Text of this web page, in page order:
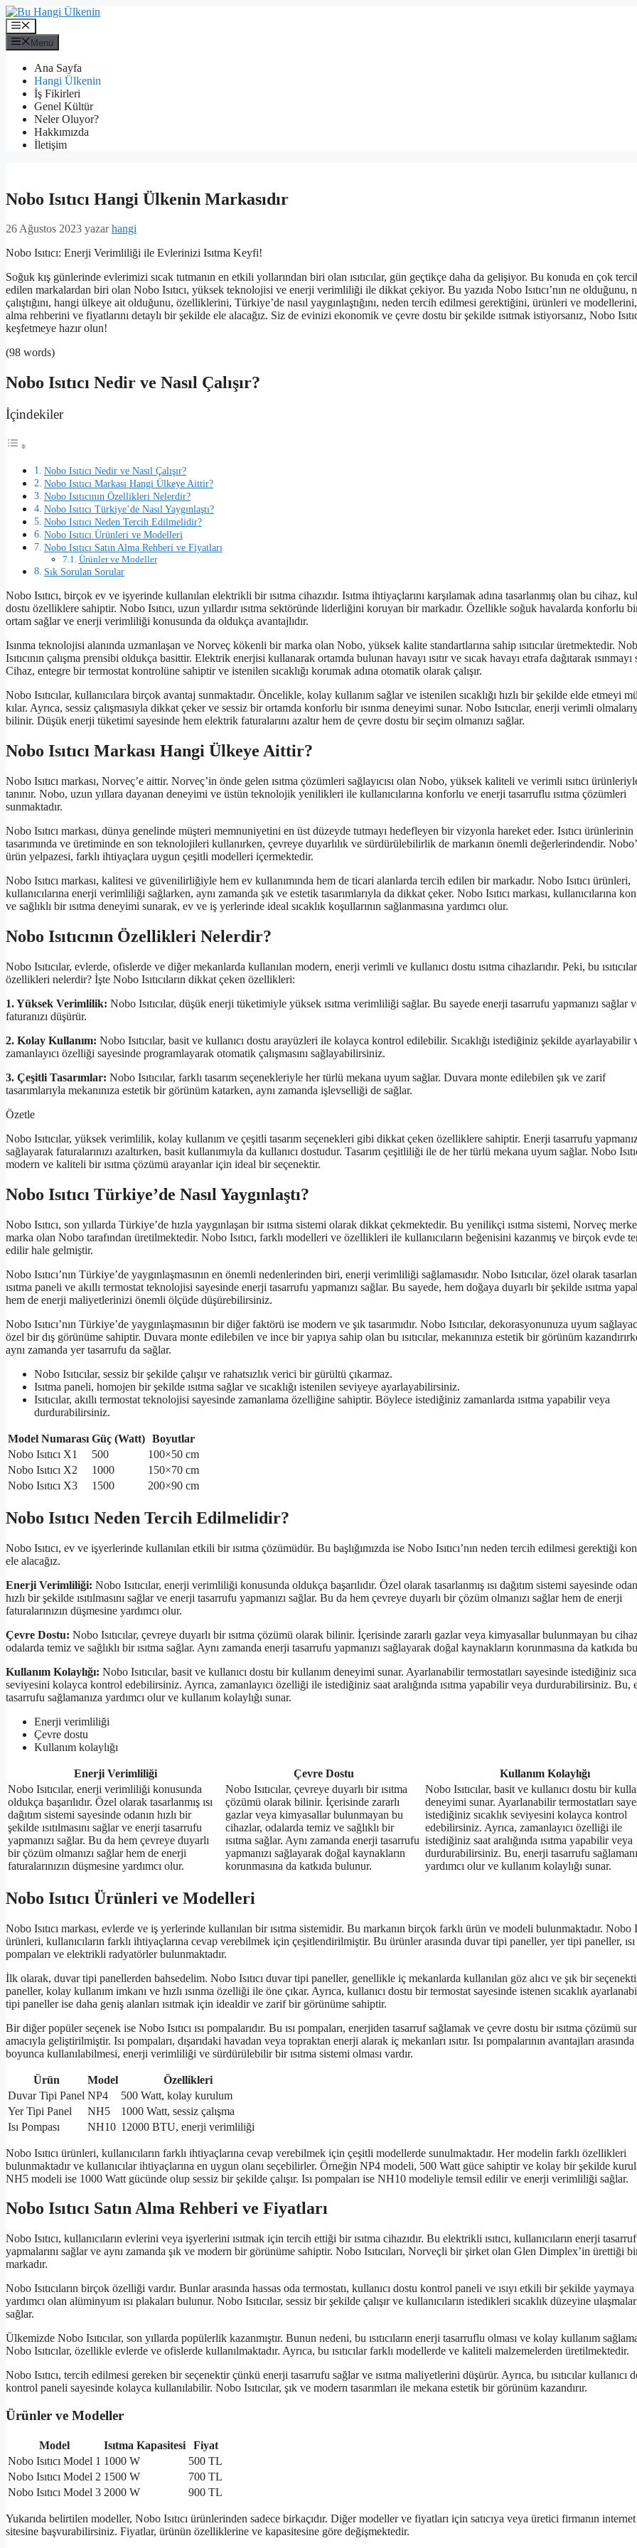
İçeriğe
atla
Menü
Menü
Ana Sayfa
Hangi Ülkenin
İş Fikirleri
Genel Kültür
Neler Oluyor?
Hakkımızda
İletişim
Nobo Isıtıcı Hangi Ülkenin Markasıdır
26 Ağustos 2023 yazarhangi
Nobo Isıtıcı: Enerji Verimliliği ile Evlerinizi Isıtma Keyfi!
Soğuk kış günlerinde evlerimizi sıcak tutmanın en etkili yollarından biri olan ısıtıcılar, gün geçtikçe daha da gelişiyor. Bu konuda en çok
edilen markalardan biri olan Nobo Isıtıcı, yüksek teknolojisi ve enerji verimliliği ile dikkat çekiyor. Bu yazıda Nobo Isıtıcı’nın ne olduğunu,
çalıştığını, hangi ülkeye ait olduğunu, özelliklerini, Türkiye’de nasıl yaygınlaştığını, neden tercih edilmesi gerektiğini, ürünleri ve modellerini,
alma rehberini ve fiyatlarını detaylı bir şekilde ele alacağız. Siz de evinizi ekonomik ve çevre dostu bir şekilde ısıtmak istiyorsanız, Nobo
keşfetmeye hazır olun!
(98 words)
Nobo Isıtıcı Nedir ve Nasıl Çalışır?
İçindekiler
Nobo Isıtıcı Nedir ve Nasıl Çalışır?
Nobo Isıtıcı Markası Hangi Ülkeye Aittir?
Nobo Isıtıcının Özellikleri Nelerdir?
Nobo Isıtıcı Türkiye’de Nasıl Yaygınlaştı?
Nobo Isıtıcı Neden Tercih Edilmelidir?
Nobo Isıtıcı Ürünleri ve Modelleri
Nobo Isıtıcı Satın Alma Rehberi ve Fiyatları
Ürünler ve Modeller
Sık Sorulan Sorular
Nobo Isıtıcı, birçok ev ve işyerinde kullanılan elektrikli bir ısıtma cihazıdır. Isıtma ihtiyaçlarını karşılamak adına tasarlanmış olan bu cihaz,
dostu özelliklere sahiptir. Nobo Isıtıcı, uzun yıllardır ısıtma sektöründe liderliğini koruyan bir markadır. Özellikle soğuk havalarda konforlu
ortam sağlar ve enerji verimliliği konusunda da oldukça avantajlıdır.
Isınma teknolojisi alanında uzmanlaşan ve Norveç kökenli bir marka olan Nobo, yüksek kalite standartlarına sahip ısıtıcılar üretmektedir.
Isıtıcının çalışma prensibi oldukça basittir. Elektrik enerjisi kullanarak ortamda bulunan havayı ısıtır ve sıcak havayı etrafa dağıtarak ısınmayı
Cihaz, entegre bir termostat kontrolüne sahiptir ve istenilen sıcaklığı korumak adına otomatik olarak çalışır.
Nobo Isıtıcılar, kullanıcılara birçok avantaj sunmaktadır. Öncelikle, kolay kullanım sağlar ve istenilen sıcaklığı hızlı bir şekilde elde etmeyi
kılar. Ayrıca, sessiz çalışmasıyla dikkat çeker ve sessiz bir ortamda konforlu bir ısınma deneyimi sunar. Nobo Isıtıcılar, enerji verimli
bilinir. Düşük enerji tüketimi sayesinde hem elektrik faturalarını azaltır hem de çevre dostu bir seçim olmanızı sağlar.
Nobo Isıtıcı Markası Hangi Ülkeye Aittir?
Nobo Isıtıcı markası, Norveç’e aittir. Norveç’in önde gelen ısıtma çözümleri sağlayıcısı olan Nobo, yüksek kaliteli ve verimli ısıtıcı
tanınır. Nobo, uzun yıllara dayanan deneyimi ve üstün teknolojik yenilikleri ile kullanıcılarına konforlu ve enerji tasarruflu ısıtma çözümleri
sunmaktadır.
Nobo Isıtıcı markası, dünya genelinde müşteri memnuniyetini en üst düzeyde tutmayı hedefleyen bir vizyonla hareket eder. Isıtıcı ürünlerinin
tasarımında ve üretiminde en son teknolojileri kullanırken, çevreye duyarlılık ve sürdürülebilirlik de markanın önemli değerlerindendir.
ürün yelpazesi, farklı ihtiyaçlara uygun çeşitli modelleri içermektedir.
Nobo Isıtıcı markası, kalitesi ve güvenilirliğiyle hem ev kullanımında hem de ticari alanlarda tercih edilen bir markadır. Nobo Isıtıcı ürünleri,
kullanıcılarına enerji verimliliği sağlarken, aynı zamanda şık ve estetik tasarımlarıyla da dikkat çeker. Nobo Isıtıcı markası, kullanıcılarına
ve sağlıklı bir ısıtma deneyimi sunarak, ev ve iş yerlerinde ideal sıcaklık koşullarının sağlanmasına yardımcı olur.
Nobo Isıtıcının Özellikleri Nelerdir?
Nobo Isıtıcılar, evlerde, ofislerde ve diğer mekanlarda kullanılan modern, enerji verimli ve kullanıcı dostu ısıtma cihazlarıdır. Peki, bu
özellikleri nelerdir? İşte Nobo Isıtıcıların dikkat çeken özellikleri:
1. Yüksek Verimlilik: Nobo Isıtıcılar, düşük enerji tüketimiyle yüksek ısıtma verimliliği sağlar. Bu sayede enerji tasarrufu yapmanızı sağlar
faturanızı düşürür.
2. Kolay Kullanım: Nobo Isıtıcılar, basit ve kullanıcı dostu arayüzleri ile kolayca kontrol edilebilir. Sıcaklığı istediğiniz şekilde ayarlayabilir
zamanlayıcı özelliği sayesinde programlayarak otomatik çalışmasını sağlayabilirsiniz.
3. Çeşitli Tasarımlar: Nobo Isıtıcılar, farklı tasarım seçenekleriyle her türlü mekana uyum sağlar. Duvara monte edilebilen şık ve zarif
tasarımlarıyla mekanınıza estetik bir görünüm katarken, aynı zamanda işlevselliği de sağlar.
Özetle
Nobo Isıtıcılar, yüksek verimlilik, kolay kullanım ve çeşitli tasarım seçenekleri gibi dikkat çeken özelliklere sahiptir. Enerji tasarrufu
sağlayarak faturalarınızı azaltırken, basit kullanımıyla da kullanıcı dostudur. Tasarım çeşitliliği ile de her türlü mekana uyum sağlar. Nobo
modern ve kaliteli bir ısıtma çözümü arayanlar için ideal bir seçenektir.
Nobo Isıtıcı Türkiye’de Nasıl Yaygınlaştı?
Nobo Isıtıcı, son yıllarda Türkiye’de hızla yaygınlaşan bir ısıtma sistemi olarak dikkat çekmektedir. Bu yenilikçi ısıtma sistemi, Norveç
marka olan Nobo tarafından üretilmektedir. Nobo Isıtıcı, farklı modelleri ve özellikleri ile kullanıcıların beğenisini kazanmış ve birçok evde
edilir hale gelmiştir.
Nobo Isıtıcı’nın Türkiye’de yaygınlaşmasının en önemli nedenlerinden biri, enerji verimliliği sağlamasıdır. Nobo Isıtıcılar, özel olarak
ısıtma paneli ve akıllı termostat teknolojisi sayesinde enerji tasarrufu yapmanızı sağlar. Bu sayede, hem doğaya duyarlı bir şekilde ısıtma
hem de enerji maliyetlerinizi önemli ölçüde düşürebilirsiniz.
Nobo Isıtıcı’nın Türkiye’de yaygınlaşmasının bir diğer faktörü ise modern ve şık tasarımıdır. Nobo Isıtıcılar, dekorasyonunuza uyum
özel bir dış görünüme sahiptir. Duvara monte edilebilen ve ince bir yapıya sahip olan bu ısıtıcılar, mekanınıza estetik bir görünüm
aynı zamanda yer tasarrufu da sağlar.
Nobo Isıtıcılar, sessiz bir şekilde çalışır ve rahatsızlık verici bir gürültü çıkarmaz.
Isıtma paneli, homojen bir şekilde ısıtma sağlar ve sıcaklığı istenilen seviyeye ayarlayabilirsiniz.
Isıtıcılar, akıllı termostat teknolojisi sayesinde zamanlama özelliğine sahiptir. Böylece istediğiniz zamanlarda ısıtma yapabilir veya
durdurabilirsiniz.
Model Numarası Güç (Watt) Boyutlar
Nobo Isıtıcı X1
500
100×50 cm
Nobo Isıtıcı X2
1000
150×70 cm
Nobo Isıtıcı X3
1500 200×90 cm
Nobo Isıtıcı Neden Tercih Edilmelidir?
Nobo Isıtıcı, ev ve işyerlerinde kullanılan etkili bir ısıtma çözümüdür. Bu başlığımızda ise Nobo Isıtıcı’nın neden tercih edilmesi gerektiği
ele alacağız.
Enerji Verimliliği: Nobo Isıtıcılar, enerji verimliliği konusunda oldukça başarılıdır. Özel olarak tasarlanmış ısı dağıtım sistemi sayesinde
hızlı bir şekilde ısıtılmasını sağlar ve enerji tasarrufu yapmanızı sağlar. Bu da hem çevreye duyarlı bir çözüm olmanızı sağlar hem de enerji
faturalarınızın düşmesine yardımcı olur.
Çevre Dostu: Nobo Isıtıcılar, çevreye duyarlı bir ısıtma çözümü olarak bilinir. İçerisinde zararlı gazlar veya kimyasallar bulunmayan bu
odalarda temiz ve sağlıklı bir ısıtma sağlar. Aynı zamanda enerji tasarrufu yapmanızı sağlayarak doğal kaynakların korunmasına da katkıda
Kullanım Kolaylığı: Nobo Isıtıcılar, basit ve kullanıcı dostu bir kullanım deneyimi sunar. Ayarlanabilir termostatları sayesinde istediğiniz
seviyesini kolayca kontrol edebilirsiniz. Ayrıca, zamanlayıcı özelliği ile istediğiniz saat aralığında ısıtma yapabilir veya durdurabilirsiniz. Bu,
tasarrufu sağlamanıza yardımcı olur ve kullanım kolaylığı sunar.
Enerji verimliliği
Çevre dostu
Kullanım kolaylığı
Enerji Verimliliği Çevre Dostu
Kullanım Kolaylığı
Nobo Isıtıcılar, enerji verimliliği konusunda
oldukça başarılıdır. Özel olarak tasarlanmış ısı
dağıtım sistemi sayesinde odanın hızlı bir
şekilde ısıtılmasını sağlar ve enerji tasarrufu
yapmanızı sağlar. Bu da hem çevreye duyarlı
bir çözüm olmanızı sağlar hem de enerji
faturalarınızın düşmesine yardımcı olur.
Nobo Isıtıcılar, çevreye duyarlı bir ısıtma
çözümü olarak bilinir. İçerisinde zararlı
gazlar veya kimyasallar bulunmayan bu
cihazlar, odalarda temiz ve sağlıklı bir
ısıtma sağlar. Aynı zamanda enerji tasarrufu
yapmanızı sağlayarak doğal kaynakların
korunmasına da katkıda bulunur.
Nobo Isıtıcılar, basit ve kullanıcı dostu bir
deneyimi sunar. Ayarlanabilir termostatları
istediğiniz sıcaklık seviyesini kolayca kontrol
edebilirsiniz. Ayrıca, zamanlayıcı özelliği ile
istediğiniz saat aralığında ısıtma yapabilir veya
durdurabilirsiniz. Bu, enerji tasarrufu
yardımcı olur ve kullanım kolaylığı sunar.
Nobo Isıtıcı Ürünleri ve Modelleri
Nobo Isıtıcı markası, evlerde ve iş yerlerinde kullanılan bir ısıtma sistemidir. Bu markanın birçok farklı ürün ve modeli bulunmaktadır. Nobo
ürünleri, kullanıcıların farklı ihtiyaçlarına cevap verebilmek için çeşitlendirilmiştir. Bu ürünler arasında duvar tipi paneller, yer tipi paneller, ısı
pompaları ve elektrikli radyatörler bulunmaktadır.
İlk olarak, duvar tipi panellerden bahsedelim. Nobo Isıtıcı duvar tipi paneller, genellikle iç mekanlarda kullanılan göz alıcı ve şık bir
paneller, kolay kullanım imkanı ve hızlı ısınma özelliği ile öne çıkar. Ayrıca, kullanıcı dostu bir termostat sayesinde istenen sıcaklık
tipi paneller ise daha geniş alanları ısıtmak için idealdir ve zarif bir görünüme sahiptir.
Bir diğer popüler seçenek ise Nobo Isıtıcı ısı pompalarıdır. Bu ısı pompaları, enerjiden tasarruf sağlamak ve çevre dostu bir ısıtma çözümü
amacıyla geliştirilmiştir. Isı pompaları, dışarıdaki havadan veya topraktan enerji alarak iç mekanları ısıtır. Isı pompalarının avantajları arasında
boyunca kullanılabilmesi, enerji verimliliği ve sürdürülebilir bir ısıtma sistemi olması vardır.
Ürün Model
Özellikleri
Duvar Tipi Panel NP4
500 Watt, kolay kurulum
Yer Tipi Panel
NH5
1000 Watt, sessiz çalışma
Isı Pompası
NH10 12000 BTU, enerji verimliliği
Nobo Isıtıcı ürünleri, kullanıcıların farklı ihtiyaçlarına cevap verebilmek için çeşitli modellerde sunulmaktadır. Her modelin farklı özellikleri
bulunmaktadır ve kullanıcılar ihtiyaçlarına en uygun olanı seçebilirler. Örneğin NP4 modeli, 500 Watt güce sahiptir ve kolay bir şekilde
NH5 modeli ise 1000 Watt gücünde olup sessiz bir şekilde çalışır. Isı pompaları ise NH10 modeliyle temsil edilir ve enerji verimliliği sağlar.
Nobo Isıtıcı Satın Alma Rehberi ve Fiyatları
Nobo Isıtıcı, kullanıcıların evlerini veya işyerlerini ısıtmak için tercih ettiği bir ısıtma cihazıdır. Bu elektrikli ısıtıcı, kullanıcıların enerji
yapmalarını sağlar ve aynı zamanda şık ve modern bir görünüme sahiptir. Nobo Isıtıcıları, Norveçli bir şirket olan Glen Dimplex’in ürettiği
markadır.
Nobo Isıtıcıların birçok özelliği vardır. Bunlar arasında hassas oda termostatı, kullanıcı dostu kontrol paneli ve ısıyı etkili bir şekilde yaymaya
yardımcı olan alüminyum ısı plakaları bulunur. Nobo Isıtıcılar, sessiz bir şekilde çalışır ve kullanıcıların istedikleri sıcaklık düzeyine
sağlar.
Ülkemizde Nobo Isıtıcılar, son yıllarda popülerlik kazanmıştır. Bunun nedeni, bu ısıtıcıların enerji tasarruflu olması ve kolay kullanım
Nobo Isıtıcılar, özellikle evlerde ve ofislerde kullanılmaktadır. Ayrıca, bu ısıtıcılar farklı modellerde ve kaliteli malzemelerden üretilmektedir.
Nobo Isıtıcı, tercih edilmesi gereken bir seçenektir çünkü enerji tasarrufu sağlar ve ısıtma maliyetlerini düşürür. Ayrıca, bu ısıtıcılar kullanıcı
kontrol paneli sayesinde kolayca kullanılabilir. Nobo Isıtıcılar, şık ve modern tasarımları ile mekana estetik bir görünüm kazandırır.
Ürünler ve Modeller
Model Isıtma Kapasitesi
Fiyat
Nobo Isıtıcı Model 1 1000 W
500 TL
Nobo Isıtıcı Model 2 1500 W
700 TL
Nobo Isıtıcı Model 3 2000 W 900 TL
Yukarıda belirtilen modeller, Nobo Isıtıcı ürünlerinden sadece birkaçıdır. Diğer modeller ve fiyatları için satıcıya veya üretici firmanın internet
sitesine başvurabilirsiniz. Fiyatlar, ürünün özelliklerine ve kapasitesine göre değişmektedir.